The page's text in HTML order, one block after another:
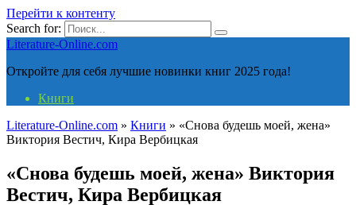
Перейти к контенту
Search for:
Literature-Online.com
Откройте для себя лучшие новинки книг 2025 года!
Книги
Literature-Online.com » Книги » «Снова будешь моей, жена»
Виктория Вестич, Кира Вербицкая
«Снова будешь моей, жена» Виктория
Вестич, Кира Вербицкая